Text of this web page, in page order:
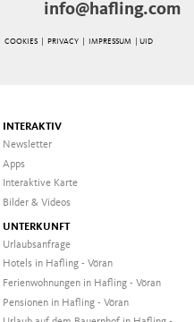
info@hafling.com
COOKIES |PRIVACY IMPRESSUM
| UID
INTERAKTIV
Newsletter
Apps
Interaktive Karte
Bilder & Videos
UNTERKUNFT
Urlaubsanfrage
Hotels in Hafling - Vöran
Ferienwohnungen in Hafling - Vöran
Pensionen in Hafling - Vöran